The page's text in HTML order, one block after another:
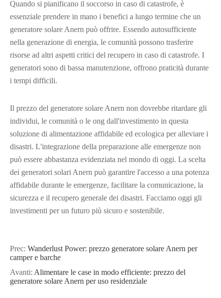
Quando si pianificano il soccorso in caso di catastrofe, è
essenziale prendere in mano i benefici a lungo termine che un
generatore solare Anern può offrire. Essendo autosufficiente
nella generazione di energia, le comunità possono trasferire
risorse ad altri aspetti critici del recupero in caso di catastrofe. I
generatori sono di bassa manutenzione, offrono praticità durante
i tempi difficili.
Il prezzo del generatore solare Anern non dovrebbe ritardare gli
individui, le comunità o le ong dall'investimento in questa
soluzione di alimentazione affidabile ed ecologica per alleviare i
disastri. L'integrazione della preparazione alle emergenze non
può essere abbastanza evidenziata nel mondo di oggi. La scelta
dei generatori solari Anern può garantire l'accesso a una potenza
affidabile durante le emergenze, facilitare la comunicazione, la
sicurezza e il recupero generale dei disastri. Facciamo oggi gli
investimenti per un futuro più sicuro e sostenibile.
Prec: Wanderlust Power: prezzo generatore solare Anern per
camper e barche
Avanti: Alimentare le case in modo efficiente: prezzo del
generatore solare Anern per uso residenziale